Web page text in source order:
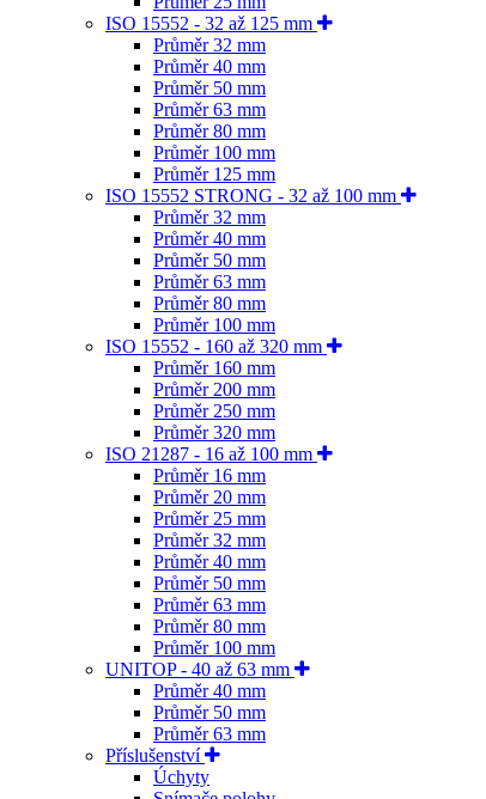
ISO 15552 - 32 až 125 mm
Průměr 32 mm
Průměr 40 mm
Průměr 50 mm
Průměr 63 mm
Průměr 80 mm
Průměr 100 mm
Průměr 125 mm
ISO 15552 STRONG - 32 až 100 mm
Průměr 32 mm
Průměr 40 mm
Průměr 50 mm
Průměr 63 mm
Průměr 80 mm
Průměr 100 mm
ISO 15552 - 160 až 320 mm
Průměr 160 mm
Průměr 200 mm
Průměr 250 mm
Průměr 320 mm
ISO 21287 - 16 až 100 mm
Průměr 16 mm
Průměr 20 mm
Průměr 25 mm
Průměr 32 mm
Průměr 40 mm
Průměr 50 mm
Průměr 63 mm
Průměr 80 mm
Průměr 100 mm
UNITOP - 40 až 63 mm
Průměr 40 mm
Průměr 50 mm
Průměr 63 mm
Příslušenství
Úchyty